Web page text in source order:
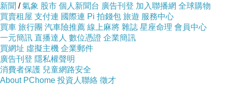
這隻手機坦白說真的非常的漂亮，不論是曲線設計還是顏色。
非常好觸控，而且跟SONY現在的新機不一樣，
它只要有開喚醒，一樣是使用螢幕喚醒，而且確實比SONY XZP省電。
開遊戲很有感。
新聞 /氣象 股市 個人新聞台 廣告刊登 加入聯播網 全球購物
買賣租屋 支付連 國際連 Pi 拍錢包 旅遊 服務中心
買車 旅行團 汽車險推薦 線上麻將 雜誌 星座命理 會員中心
一元簡訊 直播達人 數位憑證 企業簡訊
買網址 虛擬主機 企業郵件
廣告刊登 隱私權聲明
消費者保護 兒童網路安全
About PChome 投資人聯絡 徵才